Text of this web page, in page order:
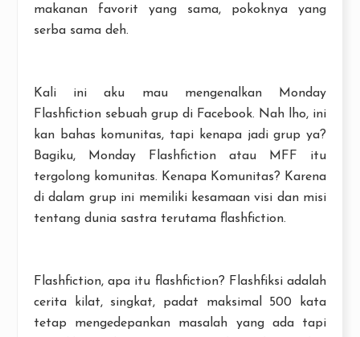
makanan favorit yang sama, pokoknya yang
serba sama deh.
Kali ini aku mau mengenalkan Monday
Flashfiction sebuah grup di Facebook. Nah lho, ini
kan bahas komunitas, tapi kenapa jadi grup ya?
Bagiku, Monday Flashfiction atau MFF itu
tergolong komunitas. Kenapa Komunitas? Karena
di dalam grup ini memiliki kesamaan visi dan misi
tentang dunia sastra terutama flashfiction.
Flashfiction, apa itu flashfiction? Flashfiksi adalah
cerita kilat, singkat, padat maksimal 500 kata
tetap mengedepankan masalah yang ada tapi